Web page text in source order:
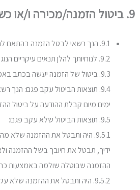
9. ביטול הזמנה/מכירה ו/או כשל תמורה
9.1. הנך רשאי לבטל הזמנה בהתאם להוראות חוק הגנת הצרכן, התשמ"א-1981 והתקנות שהותקנו על פיו (להלן: "חוק הגנת הצרכן").
9.2. לנוחיותך להלן תנאים עיקריים הנוגעים לאפשרות ביטול הזמנה (במקרה של סתירה בין האמור להלן להוראות חוק הגנת הצרכן, הוראות חוק הגנת הצרכן תגברנה).
9.3. ביטול של הזמנה יעשה בכתב באמצעות הודעה לכתובת דואר האלקטרוני של תיקא, כמפורט באתר, לא יאוחר מ-14 ימים לאחר היום בו סופק לך המוצר, כאשר עליך מוטלת החובה לוודא את קבלת הודעת הביטול על ידי תיקא.
ימים מיום קבלת ההודעה על ביטול
9.5. תוצאות הביטול שלא עקב פגם:
ההזמנה שבוטלה שולמה באמצעות
9.5.2. היה ותבטל את ההזמנה